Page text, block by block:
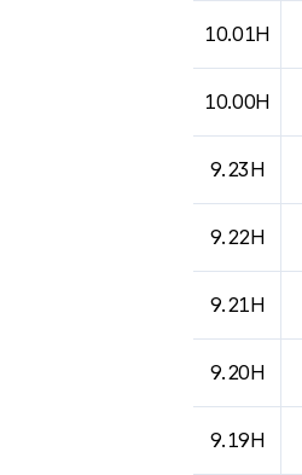
10.01H
10.00H
9.23H
9.22H
9.21H
9.20H
9.19H